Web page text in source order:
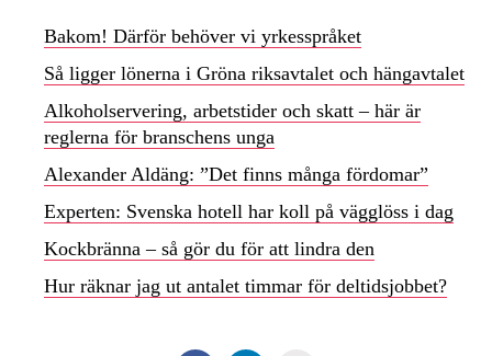
Bakom! Därför behöver vi yrkesspråket
Så ligger lönerna i Gröna riksavtalet och hängavtalet
Alkoholservering, arbetstider och skatt – här är
reglerna för branschens unga
Alexander Aldäng: ”Det finns många fördomar”
Experten: Svenska hotell har koll på vägglöss i dag
Kockbränna – så gör du för att lindra den
Hur räknar jag ut antalet timmar för deltidsjobbet?